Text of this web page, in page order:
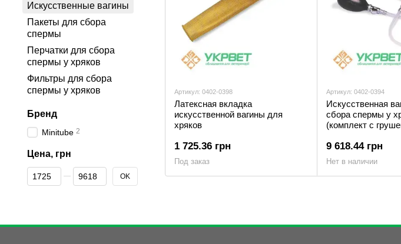
Артикул: 0402-0398
Латексная вкладка
искусственной вагины для
хряков
1 725.36 грн
Под заказ
Артикул: 0402-0394
Искусственная
сбора спермы у
(комплект с
9 618.44 грн
Нет в наличии
Искусственные вагины
Пакеты для сбора
спермы
Перчатки для сбора
спермы у хряков
Фильтры для сбора
спермы у хряков
Бренд
Minitube 2
Цена, грн
От Цена, грн
До Цена, грн OK